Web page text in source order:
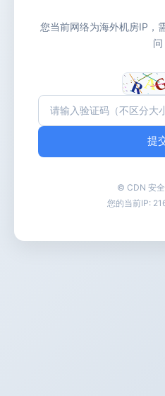
您当前网络为海外机房IP，
问
提
© CDN 安
您的当前IP: